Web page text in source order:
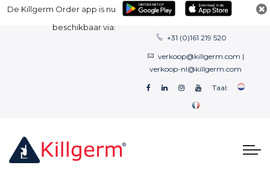
De Killgerm Order app is nu
beschikbaar via:
+31 (0)161 219 520
verkoop@killgerm.com |
verkoop-nl@killgerm.com
Taal: